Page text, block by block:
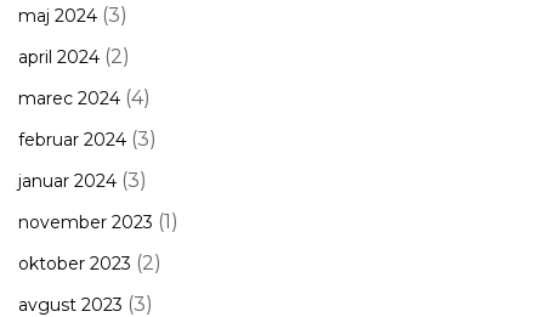
maj 2024 (3)
april 2024 (2)
marec 2024 (4)
februar 2024 (3)
januar 2024 (3)
november 2023 (1)
oktober 2023 (2)
avgust 2023 (3)